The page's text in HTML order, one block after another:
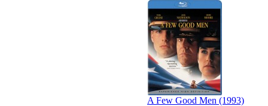
A Few Good Men (1993)